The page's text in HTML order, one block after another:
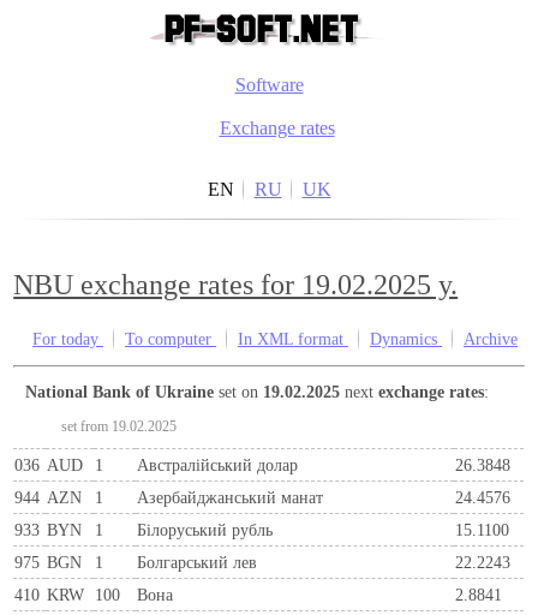
Software
Exchange rates
EN RU UK
NBU exchange rates for 19.02.2025 y.
For today To computer In XML format Dynamics Archive
National Bank of Ukraine set on 19.02.2025 nextexchange rates:
set from 19.02.2025
036 AUD 1 Австралійський долар
26.3848
944 AZN 1 Азербайджанський манат
24.4576
933 BYN 1 Бiлоруський рубль
15.1100
975 BGN 1 Болгарський лев
22.2243
410 KRW 100 Вона
2.8841